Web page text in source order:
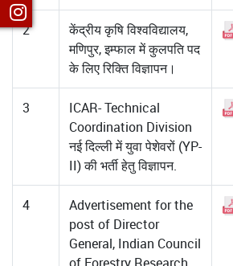
2
केंद्रीय कृषि विश्वविद्यालय,
मणिपुर, इम्फाल में कुलपति पद
के लिए रिक्ति विज्ञापन।
3
ICAR- Technical
Coordination Division
नई दिल्ली में युवा पेशेवरों (YP-
II) की भर्ती हेतु विज्ञापन.
4
Advertisement for the
post of Director
General, Indian Council